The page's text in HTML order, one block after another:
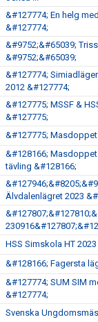
&#127774; En helg
&#127774;
&#9752;&#65039;
&#9752;&#65039;
&#127774;
2012 &#127774;
&#127775; MSSF &
&#127775;
&#127775;
&#128166;
tävling &#128166;
Älvdalenlägret 2023
HSS Simskola HT 2023
&#128166; Fagersta
&#127774; SUM SIM
&#127774;
Svenska